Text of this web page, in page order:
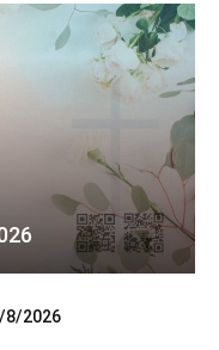
8/2026